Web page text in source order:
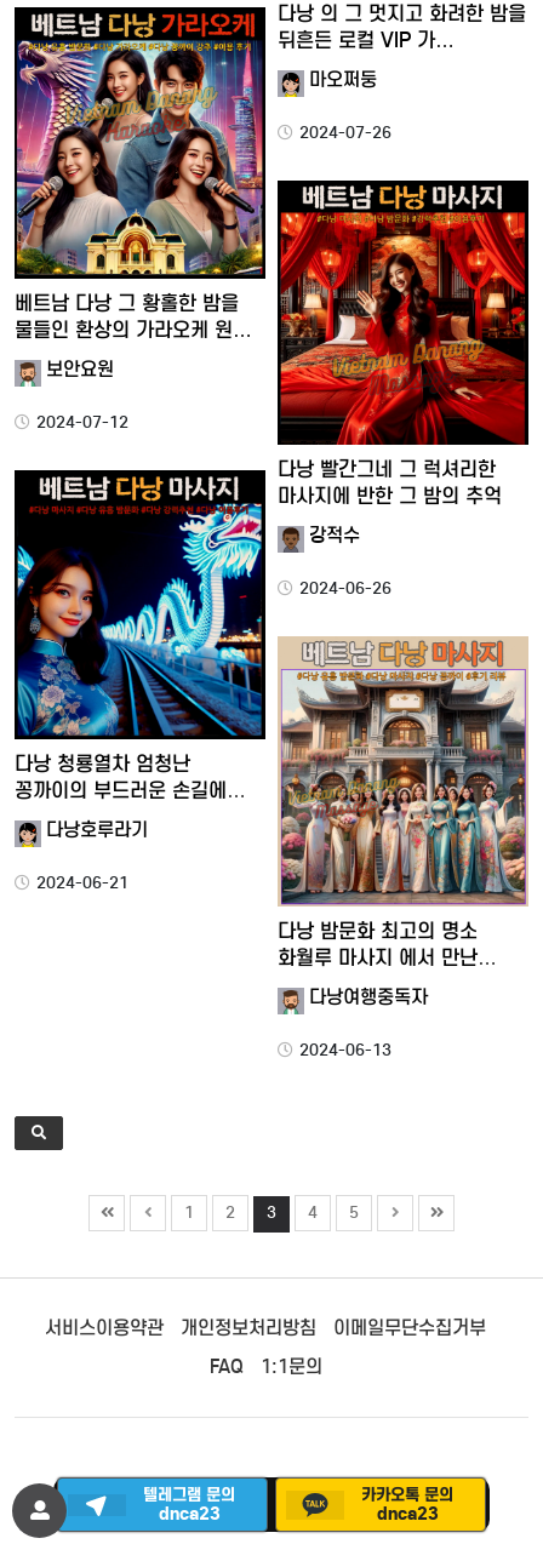
다낭 의 그 멋지고 화려한 밤을
뒤흔든 로컬 VIP 가…
마오쩌둥
2024-07-26
베트남 다낭 그 황홀한 밤을
물들인 환상의 가라오케 원…
보안요원
2024-07-12
다낭 빨간그네 그 럭셔리한
마사지에 반한 그 밤의 추억
강적수
2024-06-26
다낭 청룡열차 엄청난
꽁까이의 부드러운 손길에
황홀했던…
다낭호루라기
2024-06-21
다낭 밤문화 최고의 명소
화월루 마사지 에서 만난
판타…다낭여행중독자
2024-06-13
1 2 3 4 5
서비스이용약관 개인정보처리방침
이메일무단수집거부
FAQ
1:1문의
다낭 에코걸 클럽 . All Rights Reserved.
텔레그램 문의
dnca23
카카오톡 문의
dnca23